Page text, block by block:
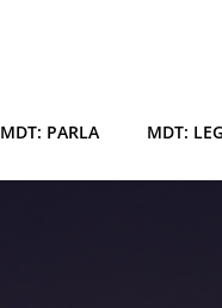
MDT: PARLA MDT: